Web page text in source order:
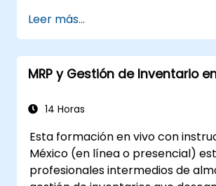
Aprender a crear y gestionar
documentos de venta como
venta, presupuestos y
comprender cómo configurar
elementos.
Aprender a utilizar el análisis
SAP S/4HANA para
el rendimiento de ventas,
Leer más...
MRP y Gestión de Inventario
14 Horas
Esta formación en vivo con
México (en línea o presencial)
profesionales intermedios de